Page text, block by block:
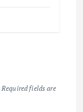
Required fields are